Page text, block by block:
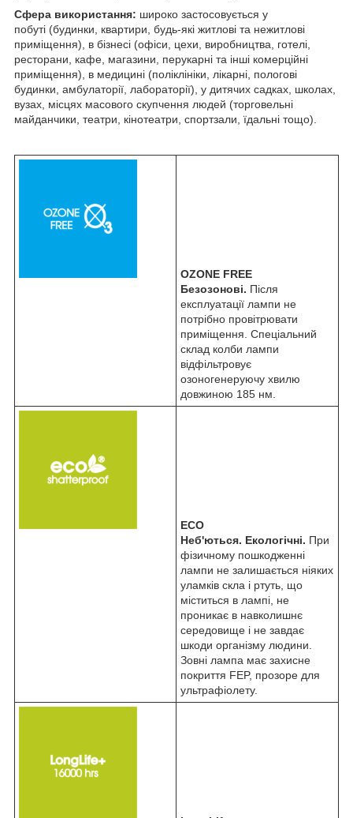
Сфера використання: широко застосовується у
побуті (будинки, квартири, будь-які житлові та нежитлові
приміщення), в бізнесі (офіси, цехи, виробництва, готелі,
ресторани, кафе, магазини, перукарні та інші комерційні
приміщення), в медицині (поліклініки, лікарні, пологові
будинки, амбулаторії, лабораторії), у дитячих садках, школах,
вузах, місцях масового скупчення людей (торговельні
майданчики, театри, кінотеатри, спортзали, їдальні тощо).
OZONE FREE
Безозонові. Після
експлуатації лампи не
потрібно провітрювати
приміщення. Спеціальний
склад колби лампи
відфільтровує
озоногенеруючу хвилю
довжиною 185 нм.
ECO
Неб'ються. Екологічні. При
фізичному пошкодженні
лампи не залишається ніяких
уламків скла і ртуть, що
міститься в лампі, не
проникає в навколишнє
середовище і не завдає
шкоди організму людини.
Зовні лампа має захисне
покриття FEP, прозоре для
ультрафіолету.